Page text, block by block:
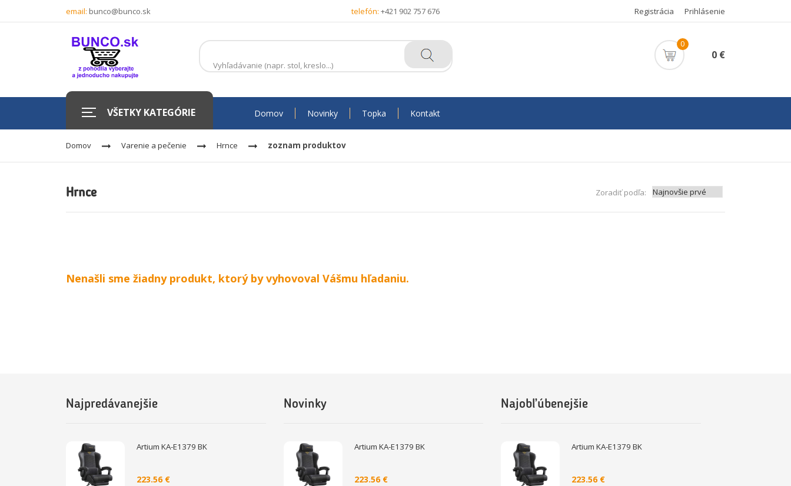
email: bunco@bunco.sk telefón: +421 902 757 676 Registrácia Prihlásenie
0
0 €
VŠETKY KATEGÓRIE Domov Novinky Topka Kontakt
Domov Varenie a pečenie Hrnce zoznam produktov
Hrnce Zoradiť podľa:
Nenašli sme žiadny produkt, ktorý by vyhovoval Vášmu hľadaniu.
Najpredávanejšie
Artium KA-E1379 BK
223.56 €
Novinky
Artium KA-E1379 BK
223.56 €
Najobľúbenejšie
Artium KA-E1379 BK
223.56 €